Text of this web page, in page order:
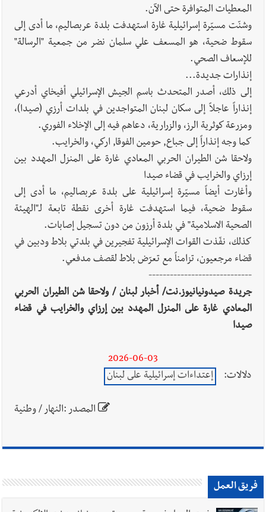
المعطيات المتوافرة حتى الآن.
وشنّت مسيّرة إسرائيلية غارة استهدفت بلدة عربصاليم، ما أدى إلى
سقوط ضحية، هو المسعف علي سلمان نضر من جمعية "الرسالة"
للإسعاف الصحي.
إنذارات جديدة...
إلى ذلك، أصدر المتحدث باسم الجيش الإسرائيلي أفيخاي أدرعي
إنذاراً عاجلاً إلى سكان لبنان المتواجدين في بلدات أرزي (صيدا)،
ومزرعة كوثرية الرز، والزرارية، دعاهم فيه إلى الإخلاء الفوري.
كما وجه إنذاراً إلى جباع, حومين الفوقا, اركي، والخرايب.
ولاحقا شن الطيران الحربي المعادي غارة على المنزل المهدد بين
إرزاي والخرايب في قضاء صيدا
وأغارت أيضاً مسيّرة إسرائيلية على بلدة عربصاليم، ما أدى إلى
سقوط ضحية، فيما استهدفت غارة أخرى نقطة تابعة لـ"الهيئة
الصحية الاسلامية" في بلدة أرزون من دون تسجيل إصابات.
كذلك، نفّذت القوات الإسرائيلية تفجيرين في بلدتي بلاط ودبين في
قضاء مرجعيون، تزامناً مع تعرّض بلاط لقصف مدفعي.
-----------------------------
جريدة صيدونيانيوز.نت/ أخبار لبنان / ولاحقا شن الطيران الحربي
المعادي غارة على المنزل المهدد بين إرزاي والخرايب في قضاء
صيدا
2026-06-03
دلالات:
إعتداءات إسرائيلية على لبنان
المصدر :النهار / وطنية
فريق العمل